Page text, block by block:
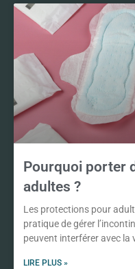
Pourquoi porter
adultes ?
Les protections pour
pratique de gérer
peuvent interférer avec la
LIRE PLUS »